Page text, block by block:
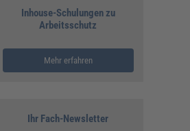
Inhouse-Schulungen zu
Arbeitsschutz
Mehr erfahren
Ihr Fach-Newsletter